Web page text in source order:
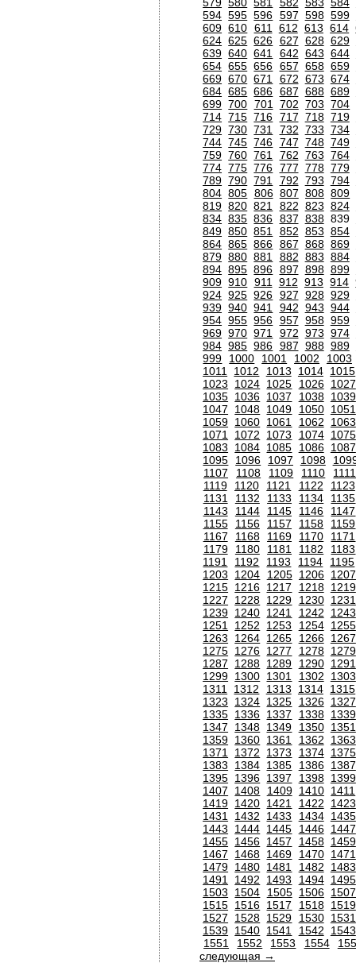
594 595 596 597 598 599
609 610 611 612 613 614
624 625 626 627 628 629
639 640 641 642 643 644
654 655 656 657 658 659
669 670 671 672 673 674
684 685 686 687 688 689
699 700 701 702 703 704
714 715 716 717 718 719
729 730 731 732 733 734
744 745 746 747 748 749
759 760 761 762 763 764
774 775 776 777 778 779
789 790 791 792 793 794
804 805 806 807 808 809
819 820 821 822 823 824
834 835 836 837 838839
849 850 851 852 853 854
864 865 866 867 868 869
879 880 881 882 883 884
894 895 896 897 898 899
909 910 911 912 913 914
924 925 926 927 928 929
939 940 941 942 943 944
954 955 956 957 958 959
969 970 971 972 973 974
984 985 986 987 988 989
999
1000 1001 1002
1003
1011
1012 1013 1014 1015
1023
1024 1025 1026 1027
1035 1036 1037 1038 1039
1047
1048 1049 1050 1051
1059 1060 1061 1062
1063
1071
1072 1073 1074 1075
1083
1084 1085 1086 1087
1095
1096 1097 1098
1107
1108 1109 1110
1111
1119
1120 1121 1122
1123
1131
1132 1133 1134
1135
1143
1144 1145 1146
1147
1155
1156 1157 1158
1159
1167
1168 1169 1170
1171
1179
1180 1181 1182
1183
1191
1192 1193 1194
1195
1203
1204 1205 1206 1207
1215 1216 1217 1218 1219
1227
1228 1229 1230 1231
1239 1240 1241 1242
1243
1251
1252 1253 1254 1255
1263
1264 1265 1266 1267
1275 1276 1277 1278 1279
1287
1288 1289 1290 1291
1299 1300 1301 1302
1303
1311
1312 1313 1314 1315
1323
1324 1325 1326 1327
1335 1336 1337 1338 1339
1347
1348 1349 1350 1351
1359 1360 1361 1362
1363
1371
1372 1373 1374 1375
1383
1384 1385 1386 1387
1395 1396 1397 1398 1399
1407
1408 1409 1410 1411
1419 1420 1421 1422
1423
1431
1432 1433 1434 1435
1443
1444 1445 1446 1447
1455 1456 1457 1458 1459
1467
1468 1469 1470 1471
1479 1480 1481 1482
1483
1491
1492 1493 1494 1495
1503
1504 1505 1506 1507
1515 1516 1517 1518 1519
1527
1528 1529 1530 1531
1539 1540 1541 1542
1543
1551
1552 1553 1554
следующая →